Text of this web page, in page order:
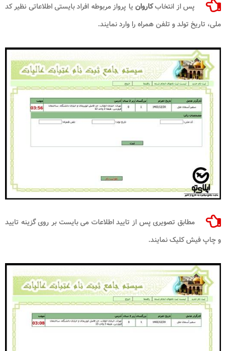
پس از انتخابکاروان یا پرواز مربوطه افراد بایستی اطلاعاتی نظیر کد
ملی، تاریخ تولد و تلفن همراه را وارد نمایند.
مطابق تصویری پس از تایید اطلاعات می بایست بر روی گزینه تایید
و چاپ فیش کلیک نمایند.